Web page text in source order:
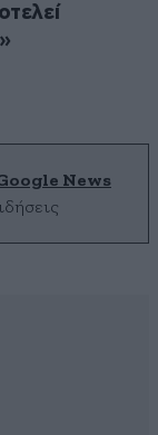
News